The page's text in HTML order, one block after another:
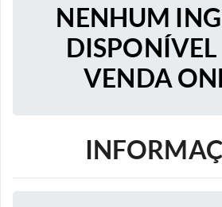
NENHUM
VENDA